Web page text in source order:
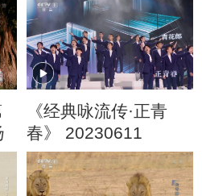
《经典咏流传·正青
春》 20230611